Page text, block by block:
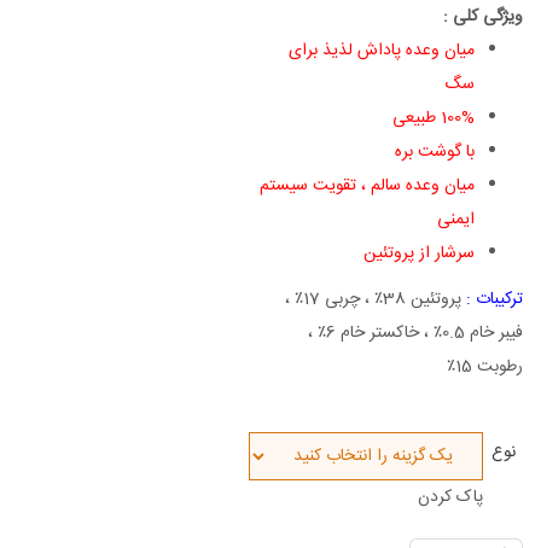
ویژگی کلی :
میان وعده پاداش لذیذ برای
سگ
100% طبیعی
با گوشت بره
میان وعده سالم ، تقویت سیستم
ایمنی
سرشار از پروتئین
ترکیبات :
پروتئین 38٪ ، چربی 17٪ ،
فیبر خام 0.5٪ ، خاکستر خام 6٪ ،
رطوبت 15٪
نوع
پاک کردن